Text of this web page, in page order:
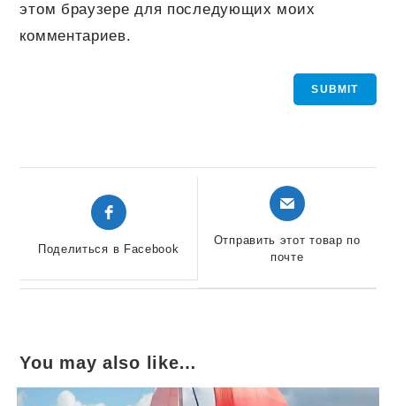
этом браузере для последующих моих
комментариев.
Открывается
в
Поделиться в Facebook
Открывается
в
Отправить этот товар по
почте
You may also like…